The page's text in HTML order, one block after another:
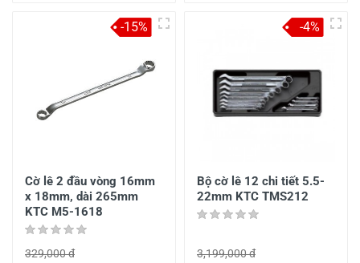
Cờ lê 2 đầu vòng 16mm
x 18mm, dài 265mm
KTC M5-1618
329,000 đ
-15%
Bộ cờ lê 12 chi tiết 5.5-
22mm KTC TMS212
3,199,000 đ
-4%